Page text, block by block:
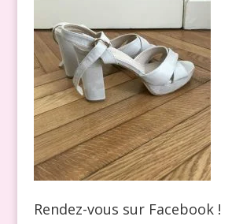
Rendez-vous sur Facebook !